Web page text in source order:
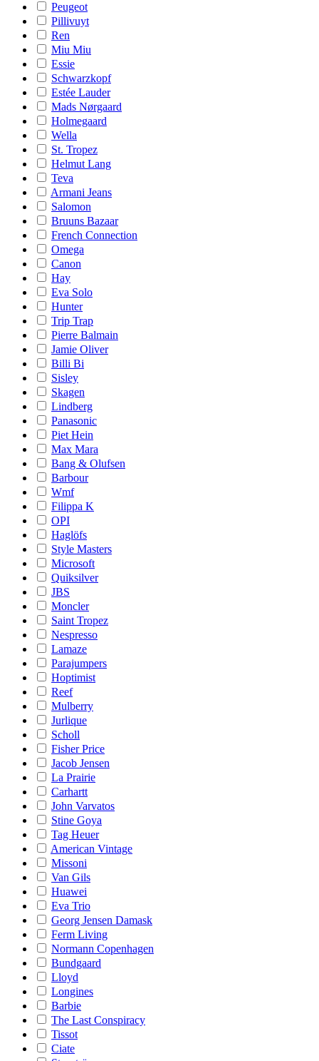
Peugeot
Pillivuyt
Ren
Miu Miu
Essie
Schwarzkopf
Estée Lauder
Mads Nørgaard
Holmegaard
Wella
St. Tropez
Helmut Lang
Teva
Armani Jeans
Salomon
Bruuns Bazaar
French Connection
Omega
Canon
Hay
Eva Solo
Hunter
Trip Trap
Pierre Balmain
Jamie Oliver
Billi Bi
Sisley
Skagen
Lindberg
Panasonic
Piet Hein
Max Mara
Bang & Olufsen
Barbour
Wmf
Filippa K
OPI
Haglöfs
Style Masters
Microsoft
Quiksilver
JBS
Moncler
Saint Tropez
Nespresso
Lamaze
Parajumpers
Hoptimist
Reef
Mulberry
Jurlique
Scholl
Fisher Price
Jacob Jensen
La Prairie
Carhartt
John Varvatos
Stine Goya
Tag Heuer
American Vintage
Missoni
Van Gils
Huawei
Eva Trio
Georg Jensen Damask
Ferm Living
Normann Copenhagen
Bundgaard
Lloyd
Longines
Barbie
The Last Conspiracy
Tissot
Ciate